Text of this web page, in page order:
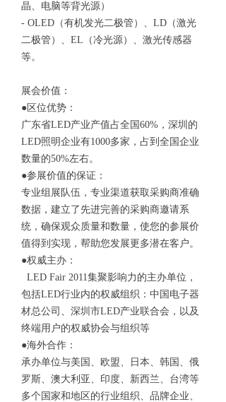
晶、电脑等背光源）
- OLED（有机发光二极管）、LD（激光
二极管）、EL（冷光源）、激光传感器
等。
展会价值：
●区位优势：
广东省LED产业产值占全国60%，深圳的
LED照明企业有1000多家，占到全国企业
数量的50%左右。
●参展价值的保证：
专业组展队伍，专业渠道获取采购商准确
数据，建立了先进完善的采购商邀请系
统，确保观众质量和数量，使您的参展价
值得到实现，帮助您发展更多潜在客户。
●权威主办：
LED Fair 2011集聚影响力的主办单位，
包括LED行业内的权威组织：中国电子器
材总公司、深圳市LED产业联合会，以及
终端用户的权威协会与组织等
●海外合作：
承办单位与美国、欧盟、日本、韩国、俄
罗斯、澳大利亚、印度、新西兰、台湾等
多个国家和地区的行业组织、品牌企业、